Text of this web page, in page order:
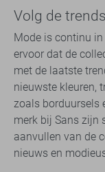
Volg de
Mode is continu
ervoor dat de
met de laatste
nieuwste kleuren,
zoals borduursels
merk bij Sans zijn
aanvullen van de
nieuws en